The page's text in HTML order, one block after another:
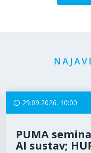
29.09.2026. 10:00
PUMA
AI sustav;